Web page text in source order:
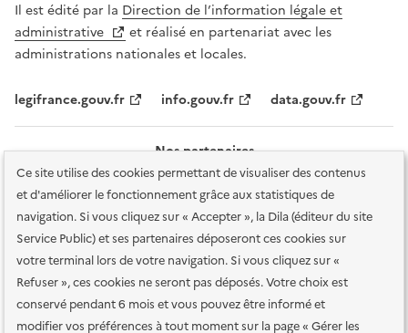
Ce site utilise des cookies permettant de visualiser des contenus
et d'améliorer le fonctionnement grâce aux statistiques de
navigation. Si vous cliquez sur « Accepter », la Dila (éditeur du site
Service Public) et ses partenaires déposeront ces cookies sur
votre terminal lors de votre navigation. Si vous cliquez sur «
Refuser », ces cookies ne seront pas déposés. Votre choix est
conservé pendant 6 mois et vous pouvez être informé et
modifier vos préférences à tout moment sur la page « Gérer les
Il est édité par la Direction de l’information légale et
administrative
et réalisé en partenariat avec les
administrations nationales et locales.
legifrance.gouv.fr info.gouv.fr data.gouv.fr
Nos partenaires
Plan du site Accessibilité : totalement conforme
Accessibilité des
services en ligne Mentions légales Données personnelles et sécurité